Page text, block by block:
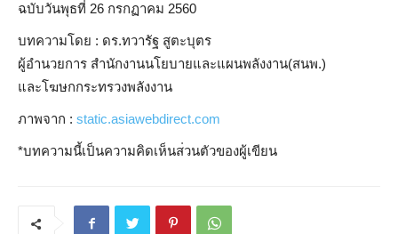
ฉบับวันพุธที่ 26 กรกฏาคม 2560
บทความโดย : ดร.ทวารัฐ สูตะบุตร
ผู้อำนวยการ สำนักงานนโยบายและแผนพลังงาน(สนพ.)
และโฆษกกระทรวงพลังงาน
ภาพจาก : static.asiawebdirect.com
*บทความนี้เป็นความคิดเห็นส่วนตัวของผู้เขียน